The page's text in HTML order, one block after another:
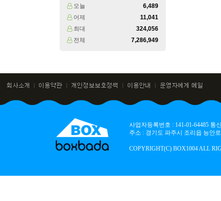
오늘
6,489
어제
11,041
최대
324,056
전체
7,286,949
사업자등록번호 : 141-01-64485
주소 : 경기도 파주시 조리읍 능안
COPYRIGHT(C) BOX1004 ALL